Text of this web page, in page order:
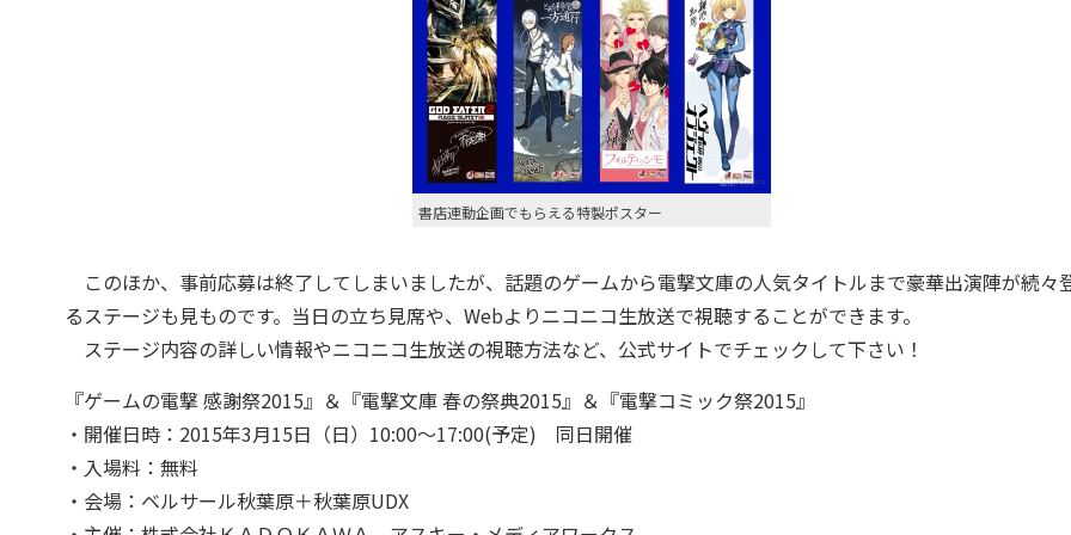
書店連動企画でもらえる特製ポスター
このほか、事前応募は終了してしまいましたが、話題のゲームから電撃文庫の人気タイトルまで豪華出演陣が続々
るステージも見ものです。当日の立ち見席や、Webよりニコニコ生放送で視聴することができます。
ステージ内容の詳しい情報やニコニコ生放送の視聴方法など、公式サイトでチェックして下さい！
『ゲームの電撃 感謝祭2015』＆『電撃文庫 春の祭典2015』＆『電撃コミック祭2015』
・開催日時：2015年3月15日（日）10:00～17:00(予定) 同日開催
・入場料：無料
・会場：ベルサール秋葉原＋秋葉原UDX